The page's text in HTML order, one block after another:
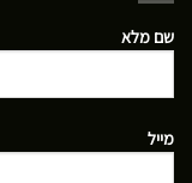
שם מלא
מייל